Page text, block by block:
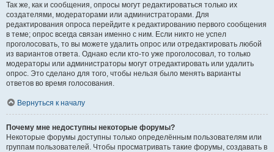
Так же, как и сообщения, опросы могут редактироваться только их
создателями, модераторами или администраторами. Для
редактирования опроса перейдите к редактированию первого сообщения
в теме; опрос всегда связан именно с ним. Если никто не успел
проголосовать, то вы можете удалить опрос или отредактировать любой
из вариантов ответа. Однако если кто-то уже проголосовал, то только
модераторы или администраторы могут отредактировать или удалить
опрос. Это сделано для того, чтобы нельзя было менять варианты
ответов во время голосования.
Вернуться к началу
Почему мне недоступны некоторые форумы?
Некоторые форумы доступны только определённым пользователям или
группам пользователей. Чтобы просматривать такие форумы, создавать в